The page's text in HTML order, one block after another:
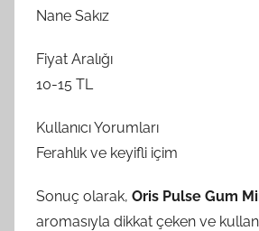
Nane Sakız
Fiyat Aralığı
10-15 TL
Kullanıcı Yorumları
Ferahlık ve keyifli içim
Sonuç olarak, Oris Pulse Gum
aromasıyla dikkat çeken ve